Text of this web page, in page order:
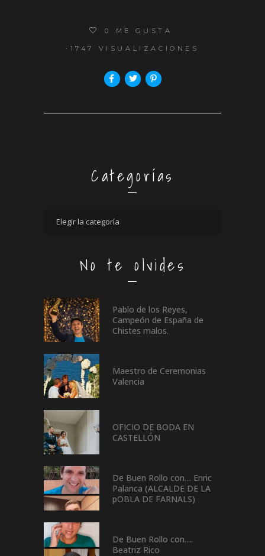
0 ME GUSTA
1747 VISUALIZACIONES
Categorías
No te olvides
Pablo de los Reyes,
Campeón de España de
Chistes malos.
Maestro de Ceremonias
Valencia
OFICIO DE BODA EN
CASTELLÓN
De Buen Rollo con… Enric
Palanca (ALCALDE DE LA
pOBLA DE FARNALS)
De Buen Rollo con….
Beatriz Rico